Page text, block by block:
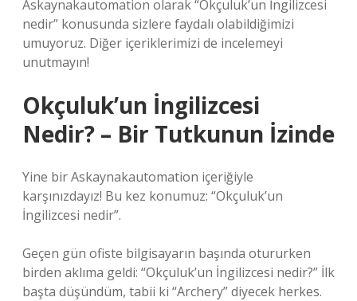
Askaynakautomation olarak “Okçuluk’un İngilizcesi
nedir” konusunda sizlere faydalı olabildiğimizi
umuyoruz. Diğer içeriklerimizi de incelemeyi
unutmayın!
Okçuluk’un İngilizcesi
Nedir? – Bir Tutkunun İzinde
Yine bir Askaynakautomation içeriğiyle
karşınızdayız! Bu kez konumuz: “Okçuluk’un
İngilizcesi nedir”.
Geçen gün ofiste bilgisayarın başında otururken
birden aklıma geldi: “Okçuluk’un İngilizcesi nedir?” İlk
başta düşündüm, tabii ki “Archery” diyecek herkes.